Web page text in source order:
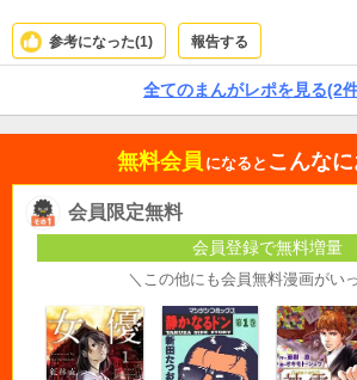
公像にふさわしく、自身の才能に驕らず、真摯に無
ます。窮地に立っても最後まで諦めない！昭和の絵柄
ク。
参考になった(1) 報告する
全てのまんがレポを見る(2
無料会員 になると こんなに
会員限定無料
会員登録で無料増量
＼この他にも会員無料漫画がい